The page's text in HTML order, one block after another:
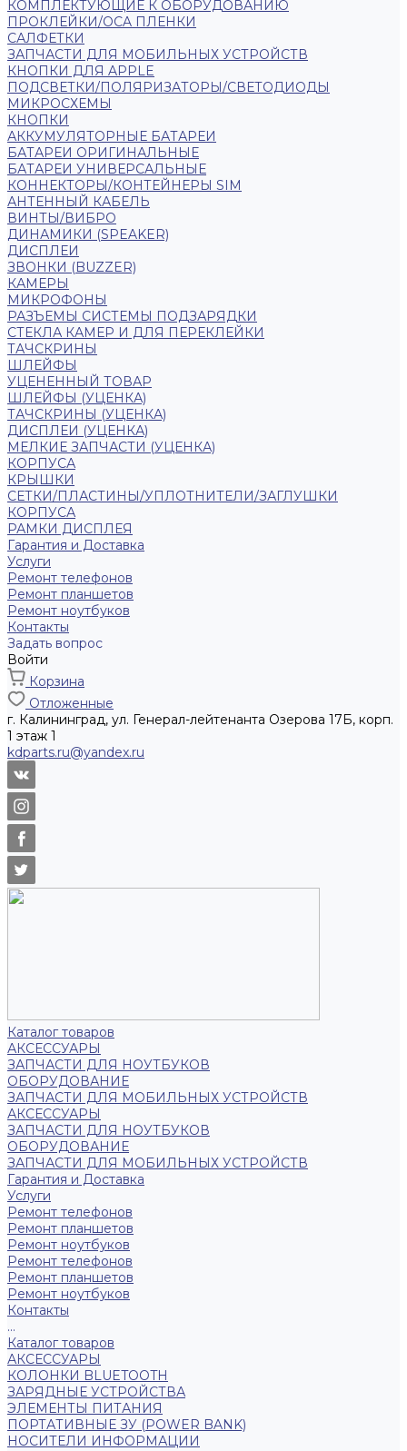
КОМПЛЕКТУЮЩИЕ К ОБОРУДОВАНИЮ
ПРОКЛЕЙКИ/OCA ПЛЕНКИ
САЛФЕТКИ
ЗАПЧАСТИ ДЛЯ МОБИЛЬНЫХ УСТРОЙСТВ
КНОПКИ ДЛЯ APPLE
ПОДСВЕТКИ/ПОЛЯРИЗАТОРЫ/СВЕТОДИОДЫ
МИКРОСХЕМЫ
КНОПКИ
АККУМУЛЯТОРНЫЕ БАТАРЕИ
БАТАРЕИ ОРИГИНАЛЬНЫЕ
БАТАРЕИ УНИВЕРСАЛЬНЫЕ
КОННЕКТОРЫ/КОНТЕЙНЕРЫ SIM
АНТЕННЫЙ КАБЕЛЬ
ВИНТЫ/ВИБРО
ДИНАМИКИ (SPEAKER)
ДИСПЛЕИ
ЗВОНКИ (BUZZER)
КАМЕРЫ
МИКРОФОНЫ
РАЗЪЕМЫ СИСТЕМЫ ПОДЗАРЯДКИ
СТЕКЛА КАМЕР И ДЛЯ ПЕРЕКЛЕЙКИ
ТАЧСКРИНЫ
ШЛЕЙФЫ
УЦЕНЕННЫЙ ТОВАР
ШЛЕЙФЫ (УЦЕНКА)
ТАЧСКРИНЫ (УЦЕНКА)
ДИСПЛЕИ (УЦЕНКА)
МЕЛКИЕ ЗАПЧАСТИ (УЦЕНКА)
КОРПУСА
КРЫШКИ
СЕТКИ/ПЛАСТИНЫ/УПЛОТНИТЕЛИ/ЗАГЛУШКИ
КОРПУСА
РАМКИ ДИСПЛЕЯ
Гарантия и Доставка
Услуги
Ремонт телефонов
Ремонт планшетов
Ремонт ноутбуков
Контакты
Задать вопрос
Войти
Корзина
Отложенные
г. Калининград, ул. Генерал-лейтенанта Озерова 17Б, корп.
1 этаж 1
kdparts.ru@yandex.ru
Каталог товаров
АКСЕССУАРЫ
ЗАПЧАСТИ ДЛЯ НОУТБУКОВ
ОБОРУДОВАНИЕ
ЗАПЧАСТИ ДЛЯ МОБИЛЬНЫХ УСТРОЙСТВ
АКСЕССУАРЫ
ЗАПЧАСТИ ДЛЯ НОУТБУКОВ
ОБОРУДОВАНИЕ
ЗАПЧАСТИ ДЛЯ МОБИЛЬНЫХ УСТРОЙСТВ
Гарантия и Доставка
Услуги
Ремонт телефонов
Ремонт планшетов
Ремонт ноутбуков
Ремонт телефонов
Ремонт планшетов
Ремонт ноутбуков
Контакты
...
Каталог товаров
АКСЕССУАРЫ
КОЛОНКИ BLUETOOTH
ЗАРЯДНЫЕ УСТРОЙСТВА
ЭЛЕМЕНТЫ ПИТАНИЯ
ПОРТАТИВНЫЕ ЗУ (POWER BANK)
НОСИТЕЛИ ИНФОРМАЦИИ